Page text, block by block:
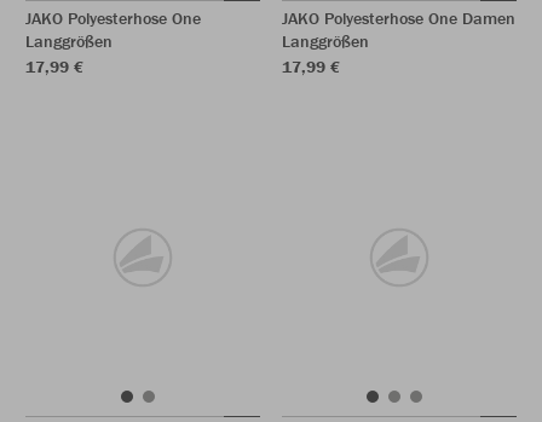
JAKO Polyesterhose One
Langgrößen
17,99 €
JAKO Polyesterhose One Damen
Langgrößen
17,99 €